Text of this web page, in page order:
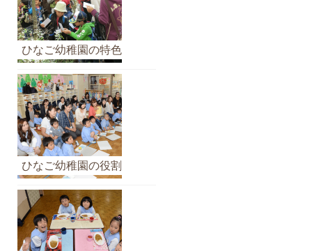
ひなご幼稚園の特色
ひなご幼稚園の役割